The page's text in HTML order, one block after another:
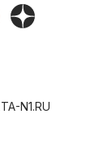
N1.RU